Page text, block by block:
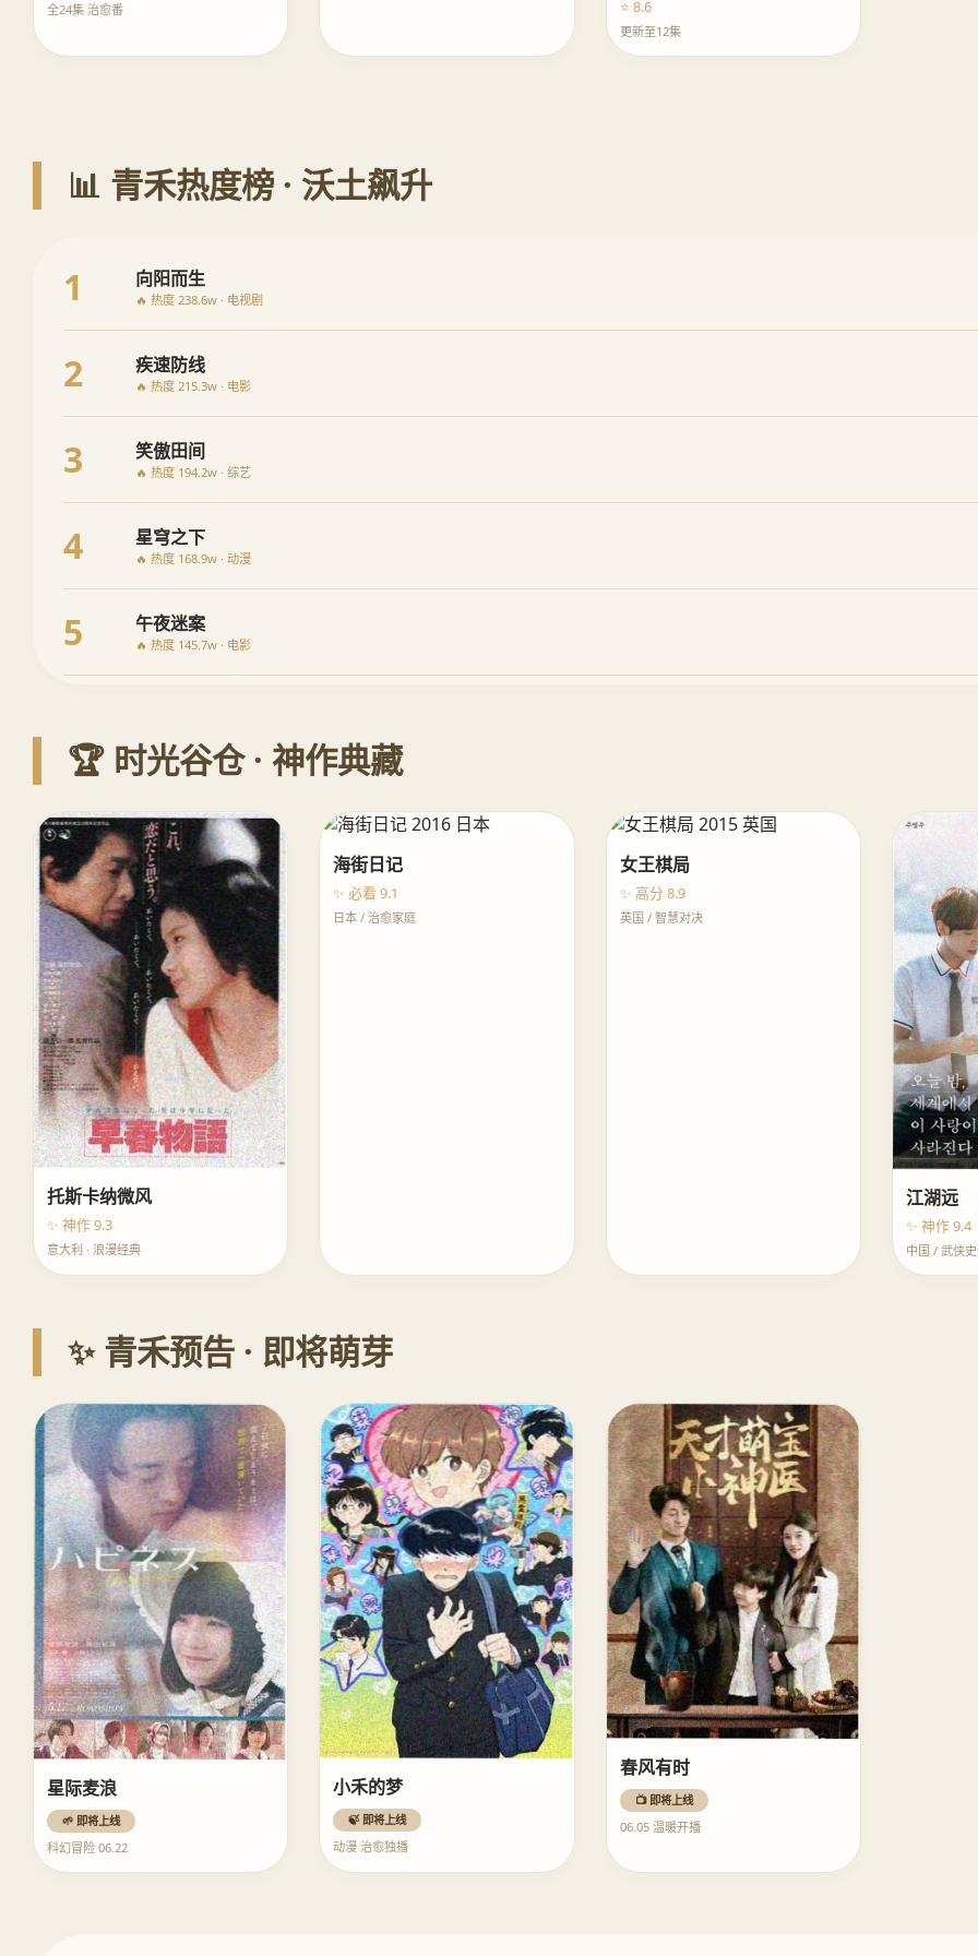
全24集 治愈番 ⭐ 8.6
更新至12集
📊 青禾热度榜 · 沃土飙升
1 向阳而生
🔥 热度 238.6w · 电视剧
2 疾速防线
🔥 热度 215.3w · 电影
3 笑傲田间
🔥 热度 194.2w · 综艺
4 星穹之下
🔥 热度 168.9w · 动漫
5 午夜迷案
🔥 热度 145.7w · 电影
🏆 时光谷仓 · 神作典藏
托斯卡纳微风
✨ 神作 9.3
意大利 · 浪漫经典
海街日记
✨ 必看 9.1
日本 / 治愈家庭
女王棋局
✨ 高分 8.9
英国 / 智慧对决
江湖远
✨ 神作 9.4
中国 / 武侠
✨ 青禾预告 · 即将萌芽
星际麦浪
🌱 即将上线
科幻冒险 06.22
小禾的梦
🍃 即将上线
动漫 治愈独播
春风有时
📺 即将上线
06.05 温暖开播